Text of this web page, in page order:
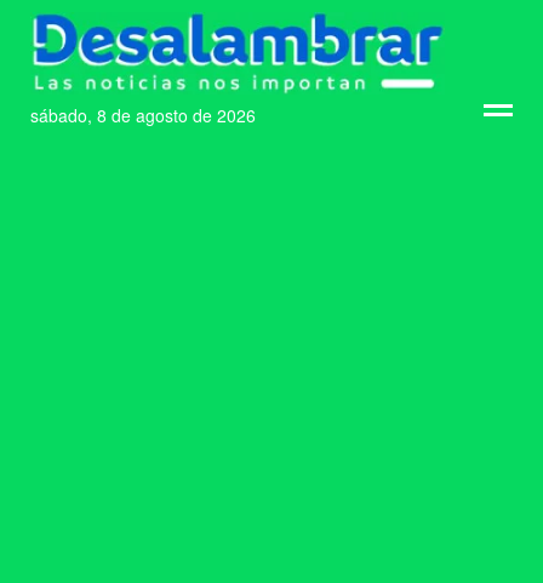
sábado, 8 de agosto de 2026